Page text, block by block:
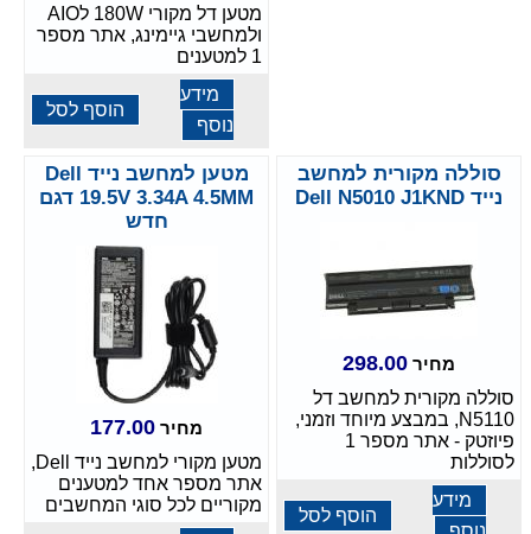
מטען דל מקורי 180W לAIO
ולמחשבי גיימינג, אתר מספר
1 למטענים
מידע
נוסף
הוסף לסל
סוללה מקורית למחשב
נייד Dell N5010 J1KND
מחיר 298.00
סוללה מקורית למחשב דל
N5110, במבצע מיוחד וזמני,
פיוזטק - אתר מספר 1
לסוללות
מידע
הוסף לסל
מטען למחשב נייד Dell
19.5V 3.34A 4.5MM דגם
חדש
מחיר 177.00
מטען מקורי למחשב נייד Dell,
אתר מספר אחד למטענים
מקוריים לכל סוגי המחשבים